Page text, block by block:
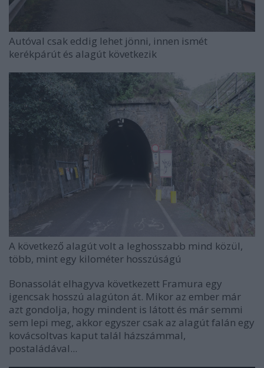
Autóval csak eddig lehet jönni, innen ismét
kerékpárút és alagút következik
A következő alagút volt a leghosszabb mind közül,
több, mint egy kilométer hosszúságú
Bonassolát elhagyva következett Framura egy
igencsak hosszú alagúton át. Mikor az ember már
azt gondolja, hogy mindent is látott és már semmi
sem lepi meg, akkor egyszer csak az alagút falán egy
kovácsoltvas kaput talál házszámmal,
postaládával...